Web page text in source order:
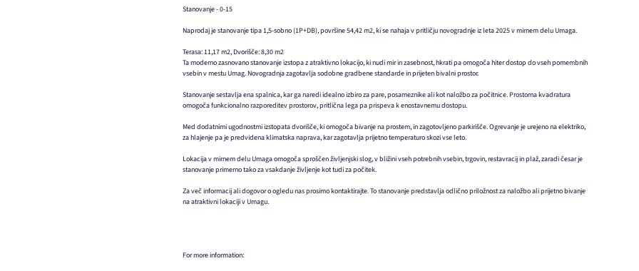
Stanovanje - 0-15
Naprodaj je stanovanje tipa 1,5-sobno (1P+DB), površine 54,42 m2, ki se nahaja v pritličju novogradnje iz leta 2025 v mirnem delu Umaga.
Terasa: 11,17 m2, Dvorišče: 8,30 m2
Ta moderno zasnovano stanovanje izstopa z atraktivno lokacijo, ki nudi mir in zasebnost, hkrati pa omogoča hiter dostop do vseh pomembnih
vsebin v mestu Umag. Novogradnja zagotavlja sodobne gradbene standarde in prijeten bivalni prostor.
Stanovanje sestavlja ena spalnica, kar ga naredi idealno izbiro za pare, posameznike ali kot naložbo za počitnice. Prostorna kvadratura
omogoča funkcionalno razporeditev prostorov, pritlična lega pa prispeva k enostavnemu dostopu.
Med dodatnimi ugodnostmi izstopata dvorišče, ki omogoča bivanje na prostem, in zagotovljeno parkirišče. Ogrevanje je urejeno na elektriko,
za hlajenje pa je predvidena klimatska naprava, kar zagotavlja prijetno temperaturo skozi vse leto.
Lokacija v mirnem delu Umaga omogoča sproščen življenjski slog, v bližini vseh potrebnih vsebin, trgovin, restavracij in plaž, zaradi česar je
stanovanje primerno tako za vsakdanje življenje kot tudi za počitek.
Za več informacij ali dogovor o ogledu nas prosimo kontaktirajte. To stanovanje predstavlja odlično priložnost za naložbo ali prijetno bivanje
na atraktivni lokaciji v Umagu.
For more information: